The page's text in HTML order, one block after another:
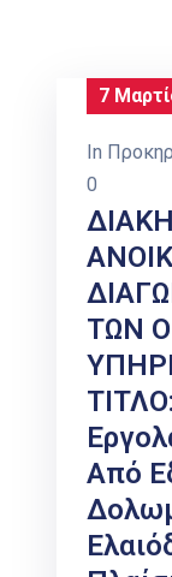
7
In
0
ΤΩΝ
Από